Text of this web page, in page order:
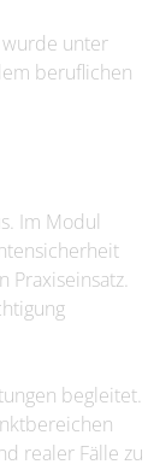
unter
beruflichen
Im Modul
Praxiseinsatz.
begleitet.
realer Fälle zu